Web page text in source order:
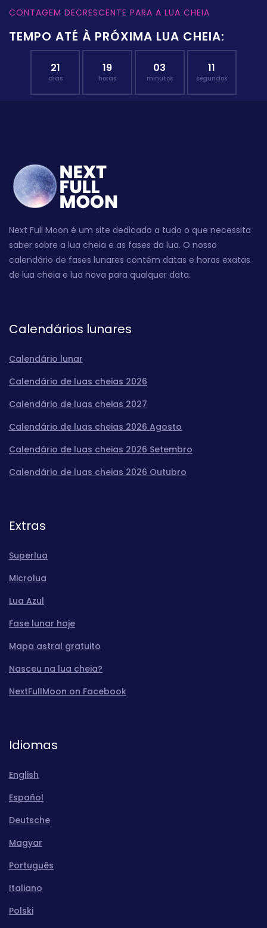
CONTAGEM DECRESCENTE PARA A LUA CHEIA
TEMPO ATÉ À PRÓXIMA LUA CHEIA:
21
dias
19
horas
03
minutos
10
segundos
Next Full Moon é um site dedicado a tudo o que necessita
saber sobre a lua cheia e as fases da lua. O nosso
calendário de fases lunares contém datas e horas exatas
de lua cheia e lua nova para qualquer data.
Calendários lunares
Calendário lunar
Calendário de luas cheias 2026
Calendário de luas cheias 2027
Calendário de luas cheias 2026 Agosto
Calendário de luas cheias 2026 Setembro
Calendário de luas cheias 2026 Outubro
Extras
Superlua
Microlua
Lua Azul
Fase lunar hoje
Mapa astral gratuito
Nasceu na lua cheia?
NextFullMoon on Facebook
Idiomas
English
Español
Deutsche
Magyar
Português
Italiano
Polski